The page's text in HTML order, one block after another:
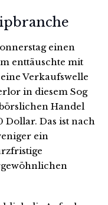
einen
enttäuschte mit
Verkaufswelle
in diesem Sog
Handel
Dollar. Das ist nach
ein